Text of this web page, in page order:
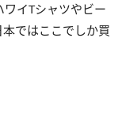
イTシャツやビー
ではここでしか買